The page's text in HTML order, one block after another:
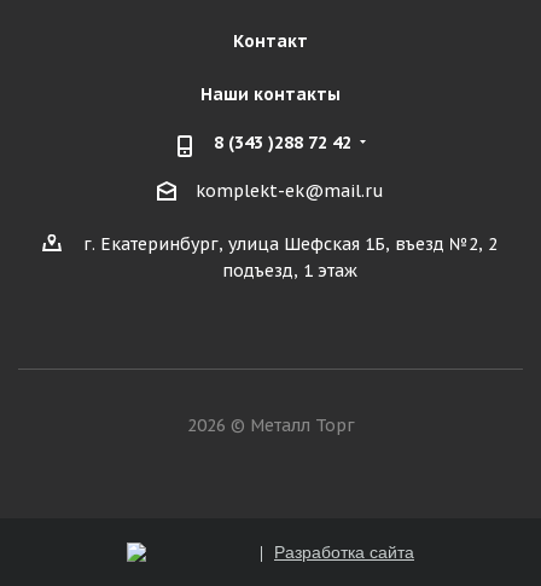
Контакт
Наши контакты
8 (343 )288 72 42
komplekt-ek@mail.ru
г. Екатеринбург, улица Шефская 1Б, въезд №2, 2
подъезд, 1 этаж
2026 © Металл Торг
Разработка сайта